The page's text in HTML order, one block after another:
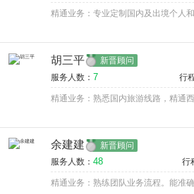
精通业务：专业定制国内及出境个人
胡三平 新晋顾问
服务人数： 7 行
精通业务：熟悉国内旅游线路，精通西
余建建 新晋顾问
服务人数： 48 行
精通业务：熟练团队业务流程。能准